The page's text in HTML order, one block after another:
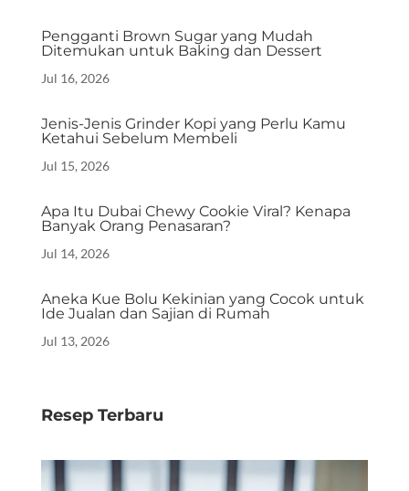
Pengganti Brown Sugar yang Mudah
Ditemukan untuk Baking dan Dessert
Jul 16, 2026
Jenis-Jenis Grinder Kopi yang Perlu Kamu
Ketahui Sebelum Membeli
Jul 15, 2026
Apa Itu Dubai Chewy Cookie Viral? Kenapa
Banyak Orang Penasaran?
Jul 14, 2026
Aneka Kue Bolu Kekinian yang Cocok untuk
Ide Jualan dan Sajian di Rumah
Jul 13, 2026
Resep Terbaru